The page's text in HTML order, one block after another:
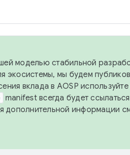
моделью стабильной
экосистемы, мы будем
вклада в AOSP используйте
manifest всегда будет
дополнительной информации